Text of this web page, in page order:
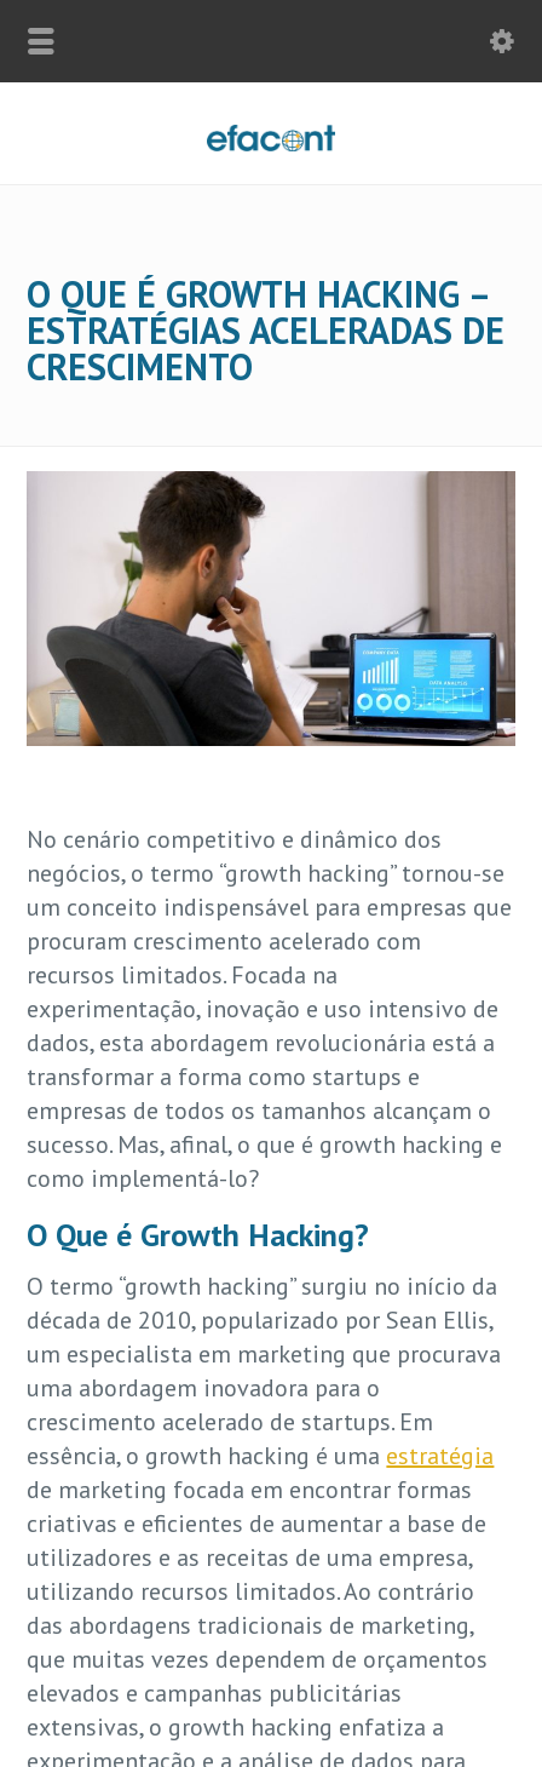
O QUE É GROWTH HACKING –
ESTRATÉGIAS ACELERADAS DE
CRESCIMENTO
No cenário competitivo e dinâmico dos
negócios, o termo “growth hacking” tornou-se
um conceito indispensável para empresas que
procuram crescimento acelerado com
recursos limitados. Focada na
experimentação, inovação e uso intensivo de
dados, esta abordagem revolucionária está a
transformar a forma como startups e
empresas de todos os tamanhos alcançam o
sucesso. Mas, afinal, o que é growth hacking e
como implementá-lo?
O Que é Growth Hacking?
O termo “growth hacking” surgiu no início da
década de 2010, popularizado por Sean Ellis,
um especialista em marketing que procurava
uma abordagem inovadora para o
crescimento acelerado de startups. Em
essência, o growth hacking é uma estratégia
de marketing focada em encontrar formas
criativas e eficientes de aumentar a base de
utilizadores e as receitas de uma empresa,
utilizando recursos limitados. Ao contrário
das abordagens tradicionais de marketing,
que muitas vezes dependem de orçamentos
elevados e campanhas publicitárias
extensivas, o growth hacking enfatiza a